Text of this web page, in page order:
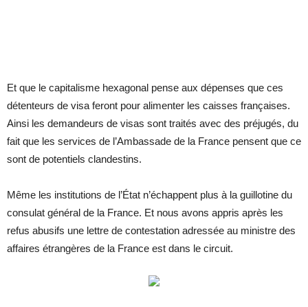
Et que le capitalisme hexagonal pense aux dépenses que ces
détenteurs de visa feront pour alimenter les caisses françaises.
Ainsi les demandeurs de visas sont traités avec des préjugés, du
fait que les services de l’Ambassade de la France pensent que ce
sont de potentiels clandestins.
Même les institutions de l’État n’échappent plus à la guillotine du
consulat général de la France. Et nous avons appris après les
refus abusifs une lettre de contestation adressée au ministre des
affaires étrangères de la France est dans le circuit.